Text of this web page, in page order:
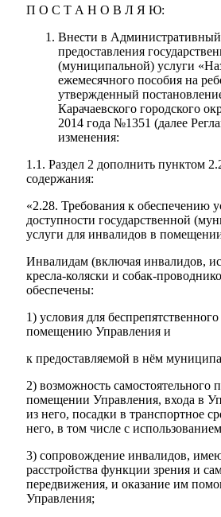
П О С Т А Н О В Л Я Ю:
Внести в Административный
предоставления
(муниципальной) услуги
ежемесячного пособия на
утвержденный
Карачаевского городского
2014 года №1351 (далее
изменения:
1.1. Раздел 2 дополнить пунктом
содержания:
«2.28. Требования к обеспечению
доступности государственной
услуги для инвалидов в
Инвалидам (включая инвалидов,
кресла-коляски и собак-
обеспечены:
1) условия для
помещению Управления и
к предоставляемой в нём
2) возможность самостоятельного
помещении Управления, входа в
из него, посадки в транспортное
него, в том числе с
3) сопровождение инвалидов,
расстройства функции зрения и
передвижения, и оказание им
Управления;